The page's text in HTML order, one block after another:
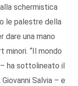
schermistica
le palestre della
dare una mano
“Il mondo
ha sottolineato il
Salvia – e